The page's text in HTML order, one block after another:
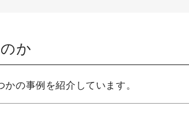
か
の事例を紹介しています。